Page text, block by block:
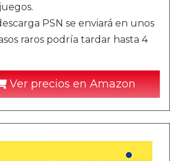
PSN se enviará en unos
raros podría tardar hasta 4
Ver precios en Amazon